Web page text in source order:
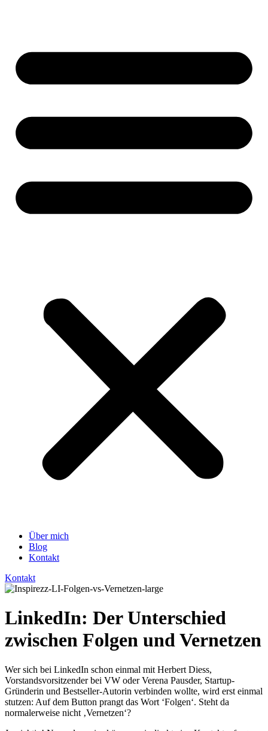
Über mich
Blog
Kontakt
Kontakt
LinkedIn: Der Unterschied
zwischen Folgen und Vernetzen
Wer sich bei LinkedIn schon einmal mit Herbert Diess,
Vorstandsvorsitzender bei VW oder Verena Pausder, Startup-
Gründerin und Bestseller-Autorin verbinden wollte, wird erst einmal
stutzen: Auf dem Button prangt das Wort ‘Folgen‘. Steht da
normalerweise nicht ‚Vernetzen‘?